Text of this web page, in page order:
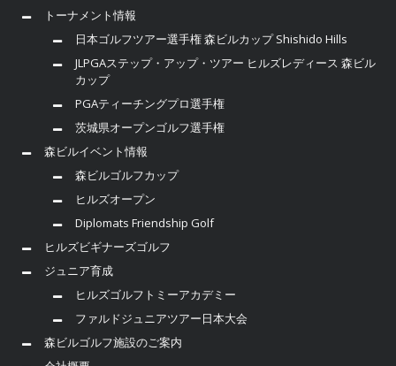
トーナメント情報
日本ゴルフツアー選手権 森ビルカップ Shishido Hills
JLPGAステップ・アップ・ツアー ヒルズレディース 森ビル
カップ
PGAティーチングプロ選手権
茨城県オープンゴルフ選手権
森ビルイベント情報
森ビルゴルフカップ
ヒルズオープン
Diplomats Friendship Golf
ヒルズビギナーズゴルフ
ジュニア育成
ヒルズゴルフトミーアカデミー
ファルドジュニアツアー日本大会
森ビルゴルフ施設のご案内